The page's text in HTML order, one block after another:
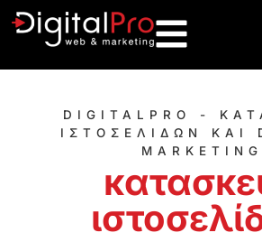
DIGITALPRO -
ΙΣΤΟΣΕΛΙΔΩΝ ΚΑΙ
MARKETING